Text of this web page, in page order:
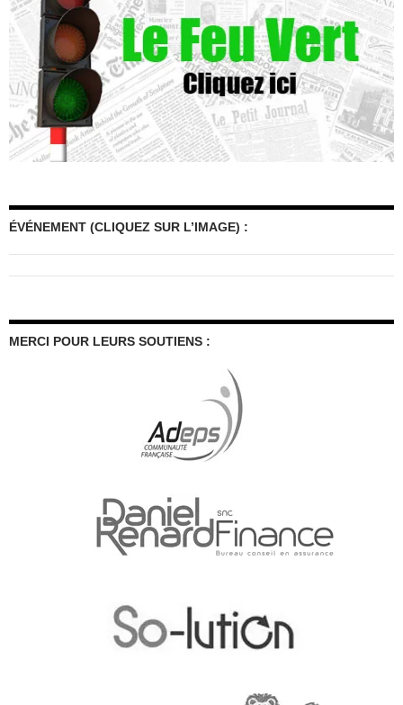
ÉVÉNEMENT (CLIQUEZ SUR L’IMAGE) :
MERCI POUR LEURS SOUTIENS :